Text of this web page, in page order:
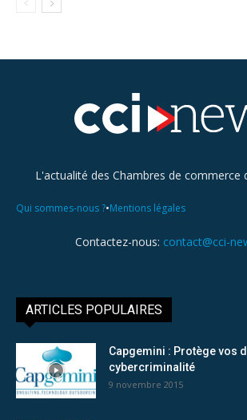
L'actualité des Chambres de commerce
Qui sommes-nous ?•Mentions légales
Contactez-nous: contact@cci-
ARTICLES POPULAIRES
Capgemini : Protège vos
cybercriminalité
9 novembre 2015